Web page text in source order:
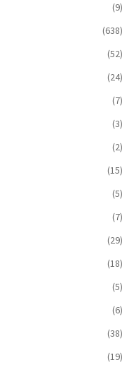
(9)
(638)
(52)
(24)
(7)
(3)
(2)
(15)
(5)
(7)
(29)
(18)
(5)
(6)
(38)
(19)